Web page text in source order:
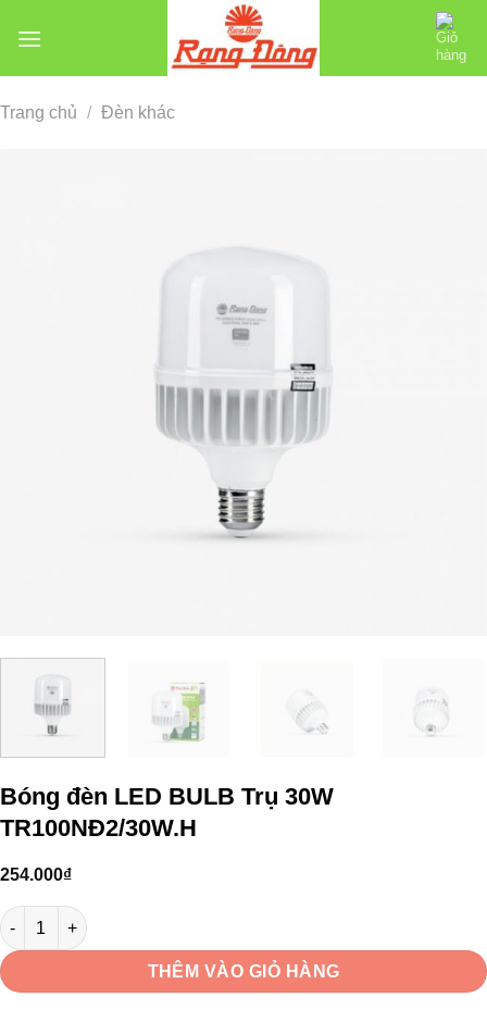
đến
Trang chủ / Đèn khác
Bóng đèn LED BULB Trụ 30W
TR100NĐ2/30W.H
254.000₫
Bóng đèn LED BULB Trụ 30W TR100NĐ2/30W.H số lượng
THÊM VÀO GIỎ HÀNG